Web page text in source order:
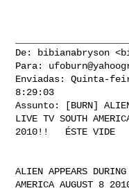
De: bibianabryson <
Para:
Enviadas: Quinta-
8:29:03
Assunto: [BURN] ALIEN
LIVE TV SOUTH
2010!!   ÉSTE VIDE
ALIEN APPEARS
AMERICA AUGUST 8